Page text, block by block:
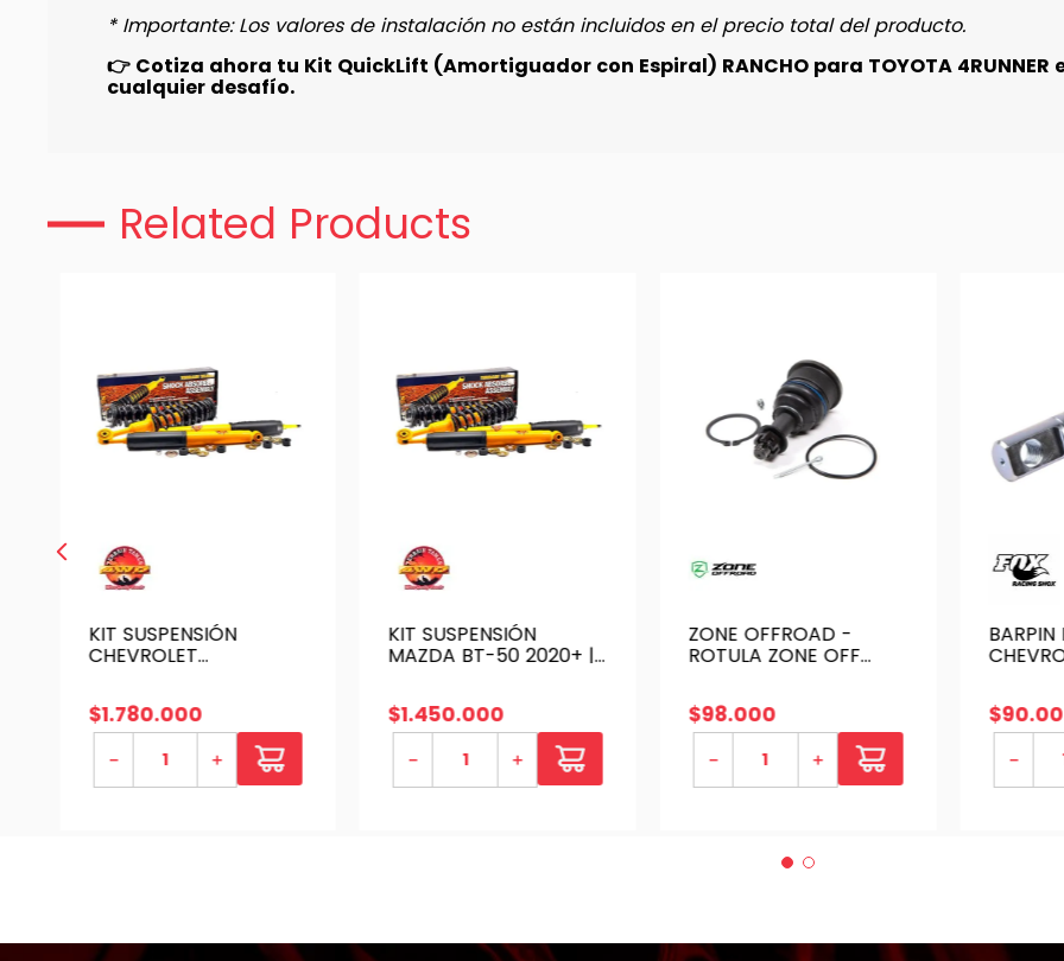
* Importante: Los valores de instalación no están incluidos en el precio total del producto.
👉 Cotiza ahora tu Kit QuickLift (Amortiguador con Espiral) RANCHO para TOYOTA
cualquier desafío.
Related Products
KIT SUSPENSIÓN
CHEVROLET
$1.780.000
＋
－
KIT SUSPENSIÓN
MAZDA BT-50 2020+ |
$1.450.000
＋
－
ZONE OFFROAD -
ROTULA ZONE OFF
$98.000
＋
－
BARPIN
$90.
－